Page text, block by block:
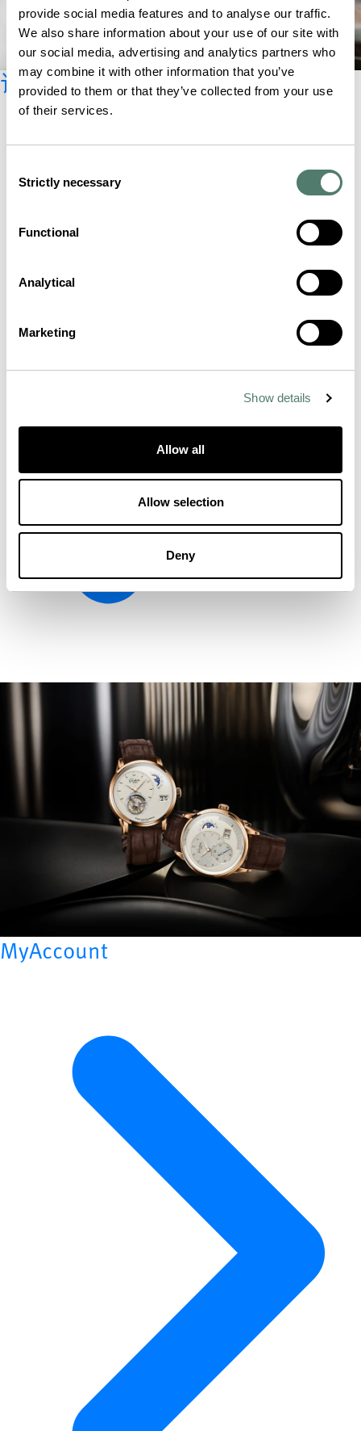
provide social media features and to analyse our traffic.
We also share information about your use of our site with
our social media, advertising and analytics partners who
may combine it with other information that you’ve
provided to them or that they’ve collected from your use
of their services.
Selection
Strictly necessary
Functional
Analytical
Marketing
Show details
Allow all
Allow selection
Deny
订阅时事新闻
MyAccount